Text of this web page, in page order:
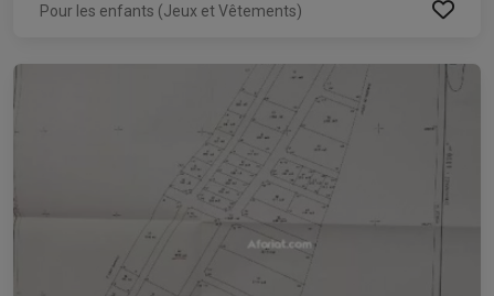
Pour les enfants (Jeux et Vêtements)